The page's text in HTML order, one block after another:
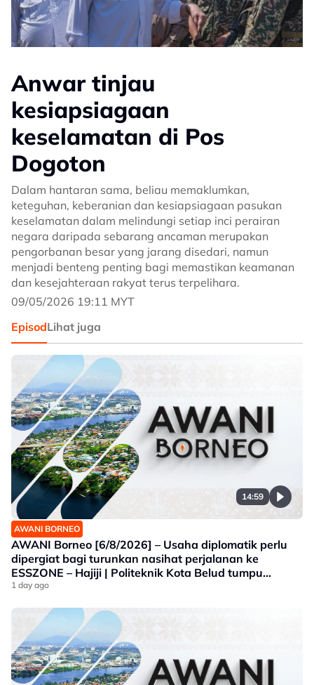
Anwar tinjau
kesiapsiagaan
keselamatan di Pos
Dogoton
Dalam hantaran sama, beliau memaklumkan,
keteguhan, keberanian dan kesiapsiagaan pasukan
keselamatan dalam melindungi setiap inci perairan
negara daripada sebarang ancaman merupakan
pengorbanan besar yang jarang disedari, namun
menjadi benteng penting bagi memastikan keamanan
dan kesejahteraan rakyat terus terpelihara.
09/05/2026 19:11 MYT
EpisodLihat juga
14:59
AWANI BORNEO
AWANI Borneo [6/8/2026] – Usaha diplomatik perlu
dipergiat bagi turunkan nasihat perjalanan ke
ESSZONE – Hajiji | Politeknik Kota Belud tumpu
bidang selaras keperluan industri Sabah |
produk tempatan
1 day ago